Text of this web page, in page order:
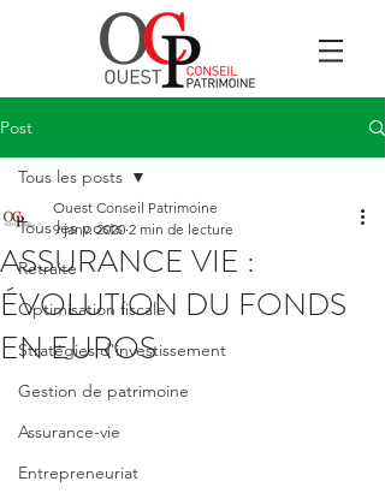
Post
Tous les posts
Retraite
Optimisation fiscale
Stratégies d'investissement
Gestion de patrimoine
Assurance-vie
Entrepreneuriat
Tous les posts
ASSURANCE VIE :
ÉVOLUTION DU FONDS
EN EUROS
Ouest Conseil Patrimoine
9 janv. 2020 2 min de lecture